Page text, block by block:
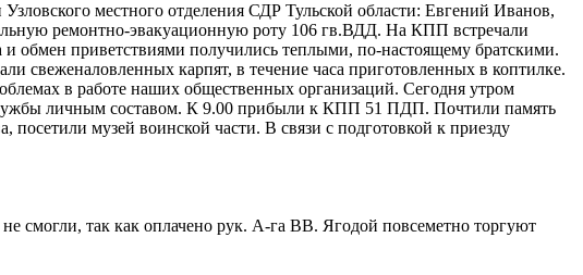
местного отделения СДР Тульской области: Евгений Иванов,
ремонтно-эвакуационную роту 106 гв.ВДД. На КПП встречали
обмен приветствиями получились теплыми, по-настоящему братскими.
свеженаловленных карпят, в течение часа приготовленных в коптилке.
в работе наших общественных организаций. Сегодня утром
личным составом. К 9.00 прибыли к КПП 51 ПДП. Почтили память
музей воинской части. В связи с подготовкой к приезду
смогли, так как оплачено рук. А-га ВВ. Ягодой повсеметно торгуют